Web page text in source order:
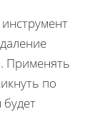
инструмент
Применять
по